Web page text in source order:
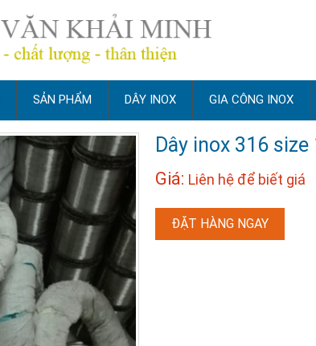
SẢN PHẨM DÂY INOX GIA CÔNG INOX
Dây inox 316
Giá: Liên hệ để biết giá
ĐẶT HÀNG NGAY